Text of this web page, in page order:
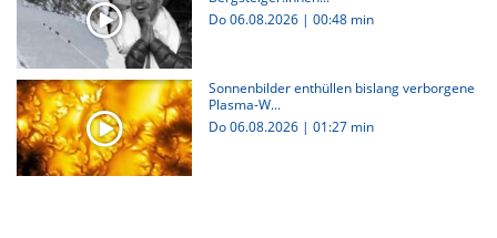
Do 06.08.2026 | 00:48 min
Sonnenbilder enthüllen bislang verborgene
Plasma-W...
Do 06.08.2026 | 01:27 min